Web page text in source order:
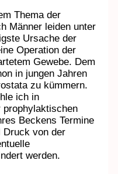
Thema der
Männer leiden unter
Ursache der
Operation der
Gewebe. Dem
in jungen Jahren
zu kümmern.
ich in
prophylaktischen
Beckens Termine
Druck von der
werden.